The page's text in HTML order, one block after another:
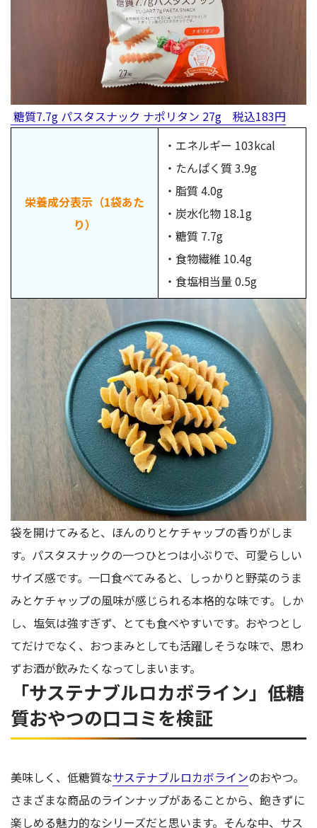
糖質7.7g パスタスナック ナポリタン 27g 税込183円
栄養成分表示（1袋あた
り）
・エネルギー 103kcal
・たんぱく質 3.9g
・脂質 4.0g
・炭水化物 18.1g
・糖質 7.7g
・食物繊維 10.4g
・食塩相当量 0.5g
袋を開けてみると、ほんのりとケチャップの香りがしま
す。パスタスナックの一つひとつは小ぶりで、可愛らしい
サイズ感です。一口食べてみると、しっかりと野菜のうま
みとケチャップの風味が感じられる本格的な味です。しか
し、塩気は強すぎず、とても食べやすいです。おやつとし
てだけでなく、おつまみとしても活躍しそうな味で、思わ
ずお酒が飲みたくなってしまいます。
「サステナブルロカボライン」低糖
質おやつの口コミを検証
美味しく、低糖質なサステナブルロカボラインのおやつ。
さまざまな商品のラインナップがあることから、飽きずに
楽しめる魅力的なシリーズだと思います。そんな中、サス